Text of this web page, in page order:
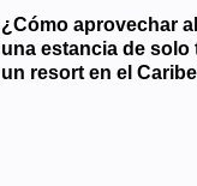
¿Cómo aprovechar
una estancia de solo
un resort en el